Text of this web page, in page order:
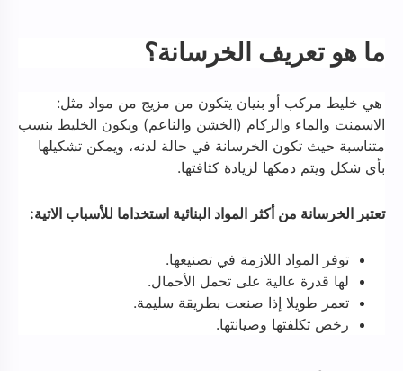
ما هو تعريف الخرسانة؟
هي خليط مركب أو بنيان يتكون من مزيج من مواد مثل:
الاسمنت والماء والركام (الخشن والناعم) ويكون الخليط بنسب
متناسبة حيث تكون الخرسانة في حالة لدنه، ويمكن تشكيلها
بأي شكل ويتم دمكها لزيادة كثافتها.
تعتبر الخرسانة من أكثر المواد البنائية استخداما للأسباب الاتية:
توفر المواد اللازمة في تصنيعها.
لها قدرة عالية على تحمل الأحمال.
تعمر طويلا إذا صنعت بطريقة سليمة.
رخص تكلفتها وصيانتها.